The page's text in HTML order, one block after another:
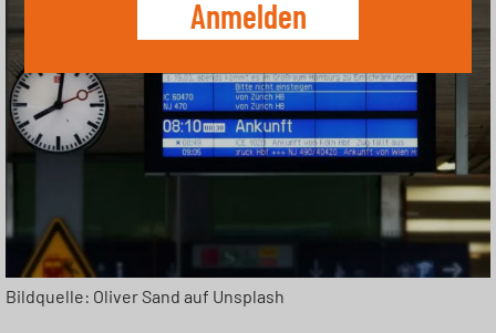
Bildquelle: Oliver Sand auf Unsplash